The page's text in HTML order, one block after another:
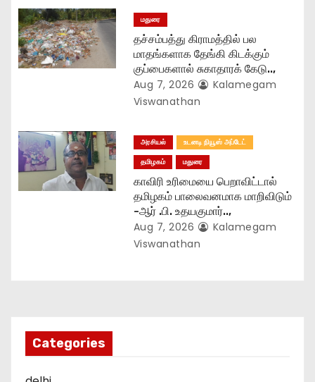
மதுரை
தச்சம்பத்து கிராமத்தில் பல
மாதங்களாக தேங்கி கிடக்கும்
குப்பைகளால் சுகாதாரக் கேடு..,
Aug 7, 2026
Kalamegam
Viswanathan
அரசியல்
உடனடி நியூஸ் அப்டேட்
தமிழகம்
மதுரை
காவிரி உரிமையை பெறாவிட்டால்
தமிழகம் பாலைவனமாக மாறிவிடும்
-ஆர் .பி. உதயகுமார்..,
Aug 7, 2026
Kalamegam
Viswanathan
Categories